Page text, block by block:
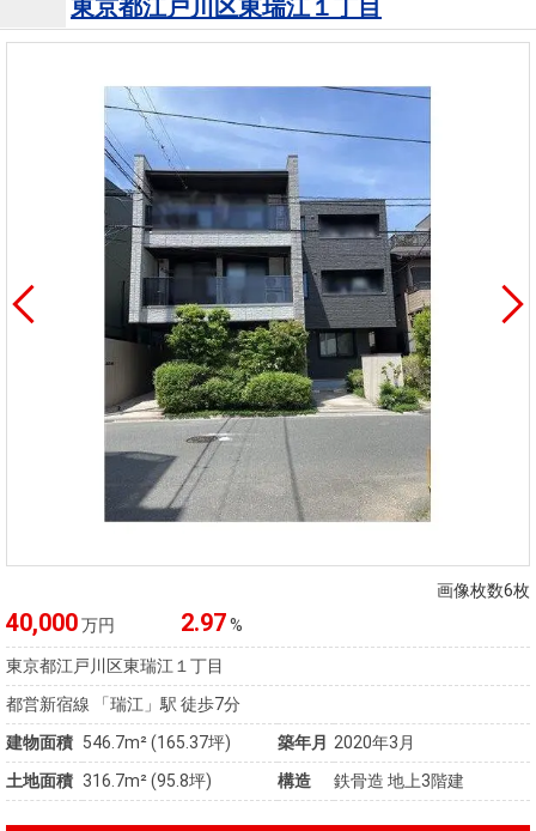
東京都江戸川区東瑞江１丁目
画像枚数6枚
40,000万円 2.97%
東京都江戸川区東瑞江１丁目
都営新宿線 「瑞江」駅 徒歩7分
建物面積 546.7m² (165.37坪) 築年月 2020年3月
土地面積 316.7m² (95.8坪) 構造 鉄骨造 地上3階建